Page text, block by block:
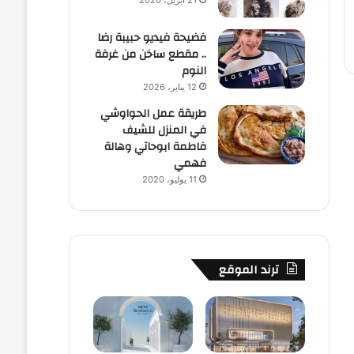
فضيحة فيديو حبيبة رضا
.. مقطع ساخن من غرفة
النوم
12 يناير، 2026
طريقة عمل الحواوشي
في المنزل للشيف
فاطمة ابوحاتي وهالة
فهمي
11 يوليو، 2020
ترند الموقع